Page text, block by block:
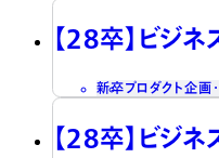
【28卒】ビジ
新卒プロダクト企画
【28卒】ビジ